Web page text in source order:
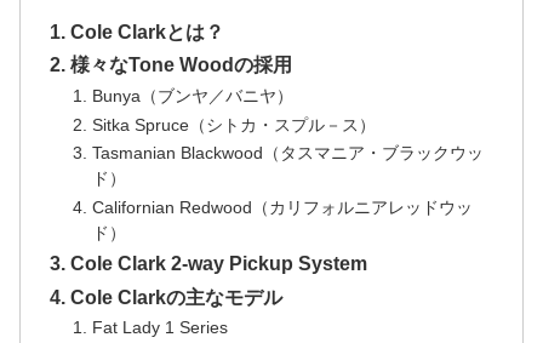
Cole Clarkとは？
様々なTone Woodの採用
Bunya（ブンヤ／バニヤ）
Sitka Spruce（シトカ・スプル－ス）
Tasmanian Blackwood（タスマニア・ブラックウッ
ド）
Californian Redwood（カリフォルニアレッドウッ
ド）
Cole Clark 2-way Pickup System
Cole Clarkの主なモデル
Fat Lady 1 Series